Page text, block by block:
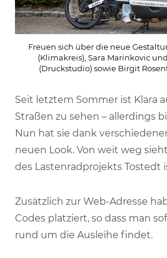
Freuen sich über die neue
(Klimakreis), Sara Marinkovic
(Druckstudio) sowie Birgit
Seit letztem Sommer ist Klara
Straßen zu sehen – allerdings
Nun hat sie dank
neuen Look. Von weit weg sieht
des Lastenradprojekts Tostedt
Zusätzlich zur Web-Adresse
Codes platziert, so dass man
rund um die Ausleihe findet.